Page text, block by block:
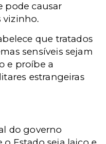
pode causar
vizinho.
que tratados
sensíveis sejam
e proíbe a
estrangeiras
do governo